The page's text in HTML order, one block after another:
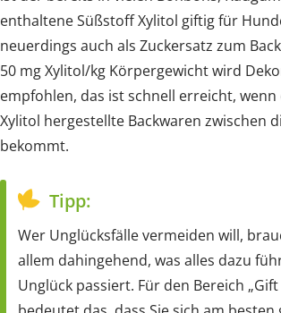
enthaltene Süßstoff Xylitol giftig für
neuerdings auch als Zuckersatz zum
50 mg Xylitol/kg Körpergewicht wird
empfohlen, das ist schnell erreicht,
Xylitol hergestellte Backwaren zwischen
bekommt.
Tipp:
Wer Unglücksfälle vermeiden will,
allem dahingehend, was alles dazu
Unglück passiert. Für den Bereich